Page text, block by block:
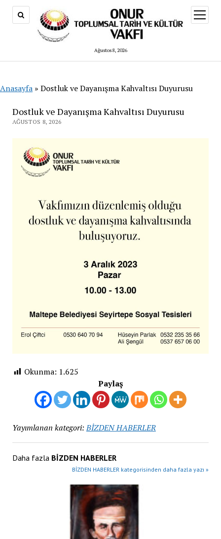
Ağustos 8, 2026
aç
Anasayfa » Dostluk ve Dayanışma Kahvaltısı Duyurusu
Dostluk ve Dayanışma Kahvaltısı Duyurusu
AĞUSTOS 8, 2026
Okunma: 1.625
Paylaş
Yayımlanan kategori: BİZDEN HABERLER
Daha fazla BİZDEN HABERLER
BİZDEN HABERLER kategorisinden daha fazla yazı »